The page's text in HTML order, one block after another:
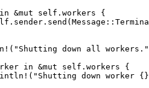
in &mut self. workers {
sender . send (Message ::
( " Shutting down all workers. "
in &mut self. workers {
( " Shutting down worker {}